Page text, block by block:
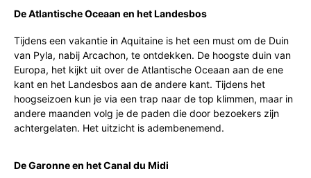
De Atlantische Oceaan en het Landesbos
Tijdens een vakantie in Aquitaine is het een must om de Duin
van Pyla, nabij Arcachon, te ontdekken. De hoogste duin van
Europa, het kijkt uit over de Atlantische Oceaan aan de ene
kant en het Landesbos aan de andere kant. Tijdens het
hoogseizoen kun je via een trap naar de top klimmen, maar in
andere maanden volg je de paden die door bezoekers zijn
achtergelaten. Het uitzicht is adembenemend.
De Garonne en het Canal du Midi